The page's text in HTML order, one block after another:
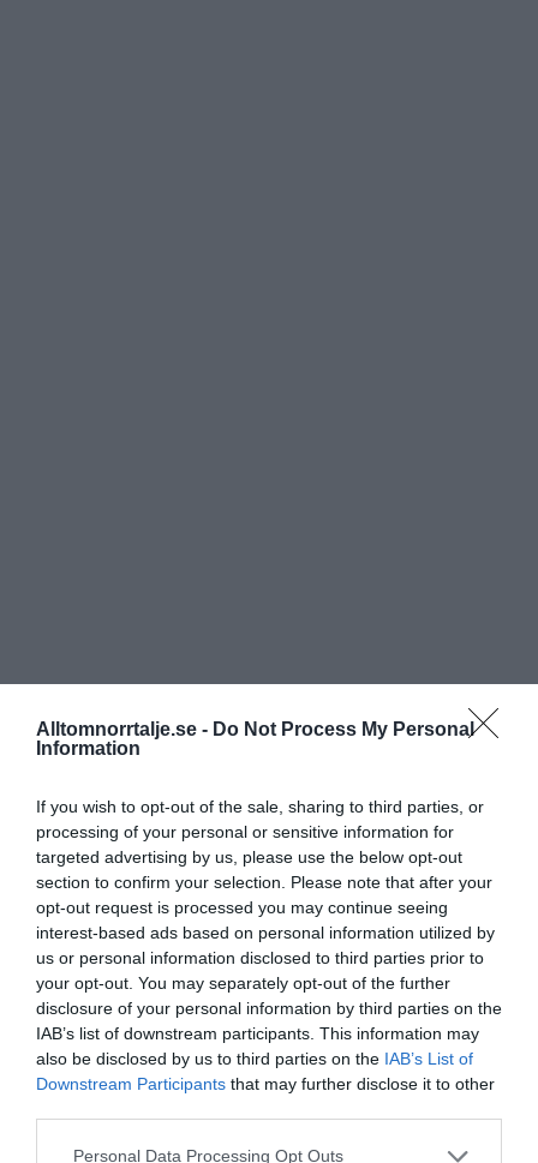
Alltomnorrtalje.se - Do Not Process My Personal
Information
If you wish to opt-out of the sale, sharing to third parties, or
processing of your personal or sensitive information for
targeted advertising by us, please use the below opt-out
section to confirm your selection. Please note that after your
opt-out request is processed you may continue seeing
interest-based ads based on personal information utilized by
us or personal information disclosed to third parties prior to
your opt-out. You may separately opt-out of the further
disclosure of your personal information by third parties on the
IAB’s list of downstream participants. This information may
also be disclosed by us to third parties on the IAB’s List of
Downstream Participants that may further disclose it to other
Personal Data Processing Opt Outs